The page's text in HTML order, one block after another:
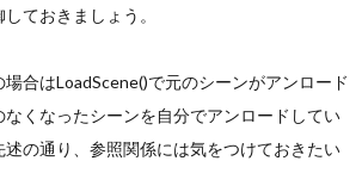
ておきましょう。
合はLoadScene()で元のシーンがアンロード
くなったシーンを自分でアンロードしてい
述の通り、参照関係には気をつけておきたい